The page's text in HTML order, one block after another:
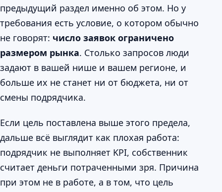
предыдущий раздел именно об этом. Но у
требования есть условие, о котором обычно
не говорят: число заявок ограничено
размером рынка. Столько запросов люди
задают в вашей нише и вашем регионе, и
больше их не станет ни от бюджета, ни от
смены подрядчика.
Если цель поставлена выше этого предела,
дальше всё выглядит как плохая работа:
подрядчик не выполняет KPI, собственник
считает деньги потраченными зря. Причина
при этом не в работе, а в том, что цель